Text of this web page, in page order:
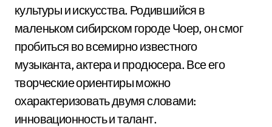
культуры и искусства. Родившийся в
маленьком сибирском городе Чоер, он смог
пробиться во всемирно известного
музыканта, актера и продюсера. Все его
творческие ориентиры можно
охарактеризовать двумя словами:
инновационность и талант.